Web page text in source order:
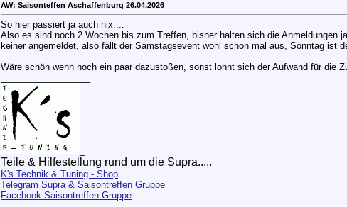
AW: Saisonteffen Aschaffenburg 26.04.2026
So hier passiert ja auch nix....
Also es sind noch 2 Wochen bis zum Treffen, bisher halten sich die
keiner angemeldet, also fällt der Samstagsevent wohl schon mal aus, Sonntag ist
Wäre schön wenn noch ein paar dazustoßen, sonst lohnt sich der Aufwand für die
Teile & Hilfestellung rund um die Supra.....
K's Technik & Tuning - Shop
Telegram Supra & Saisontreffen Gruppe
Facebook Saisontreffen Gruppe